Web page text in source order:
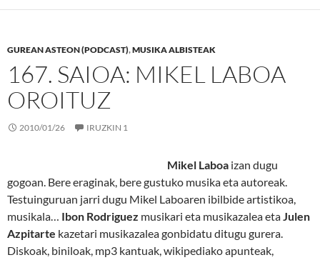
GUREAN ASTEON (PODCAST),MUSIKA ALBISTEAK
167. SAIOA: MIKEL LABOA
OROITUZ
2010/01/26 IRUZKIN 1
Mikel Laboa izan dugu
gogoan. Bere eraginak, bere gustuko musika eta autoreak.
Testuinguruan jarri dugu Mikel Laboaren ibilbide artistikoa,
musikala… Ibon Rodriguez musikari eta musikazalea etaJulen
Azpitarte kazetari musikazalea gonbidatu ditugu gurera.
Diskoak, biniloak, mp3 kantuak, wikipediako apunteak,